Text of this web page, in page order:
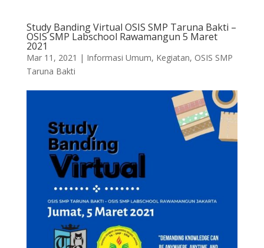
Study Banding Virtual OSIS SMP Taruna Bakti –
OSIS SMP Labschool Rawamangun 5 Maret
2021
Mar 11, 2021 | Informasi Umum, Kegiatan, OSIS SMP
Taruna Bakti